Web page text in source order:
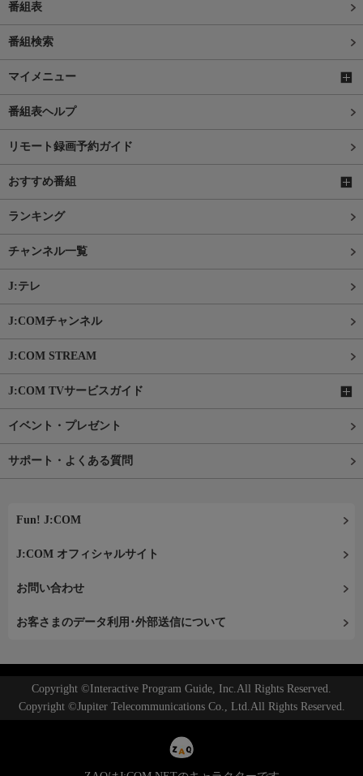
番組表
番組検索
マイメニュー
番組表ヘルプ
リモート録画予約ガイド
おすすめ番組
ランキング
チャンネル一覧
J:テレ
J:COMチャンネル
J:COM STREAM
J:COM TVサービスガイド
イベント・プレゼント
サポート・よくある質問
Fun! J:COM
J:COM オフィシャルサイト
お問い合わせ
お客さまのデータ利用･外部送信について
Copyright ©Interactive Program Guide, Inc.All Rights Reserved.
Copyright ©Jupiter Telecommunications Co., Ltd.All Rights Reserved.